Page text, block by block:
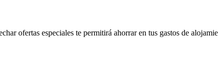
ofertas especiales te permitirá ahorrar en tus gastos de